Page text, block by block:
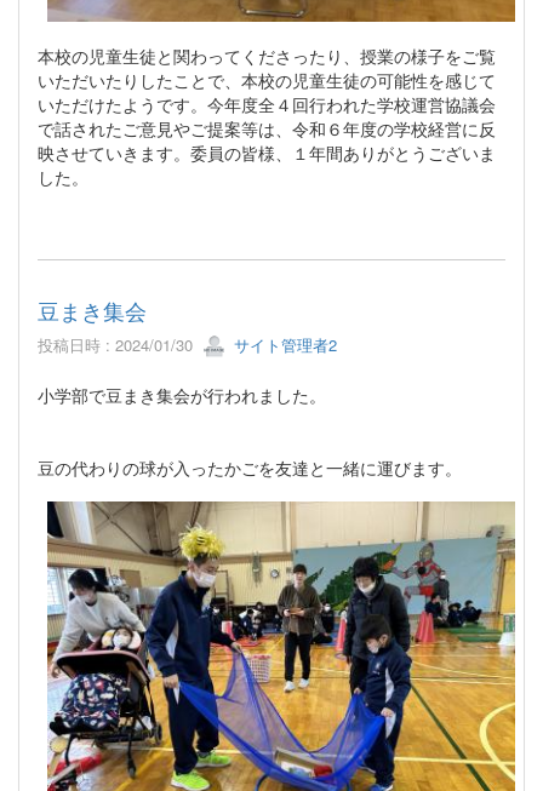
本校の児童生徒と関わってくださったり、授業の様子をご覧
いただいたりしたことで、本校の児童生徒の可能性を感じて
いただけたようです。今年度全４回行われた学校運営協議会
で話されたご意見やご提案等は、令和６年度の学校経営に反
映させていきます。委員の皆様、１年間ありがとうございま
した。
豆まき集会
投稿日時 : 2024/01/30 サイト管理者2
小学部で豆まき集会が行われました。
豆の代わりの球が入ったかごを友達と一緒に運びます。